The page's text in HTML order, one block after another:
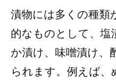
漬物には多くの種類
的なものとして、塩
か漬け、味噌漬け、
られます。例えば、